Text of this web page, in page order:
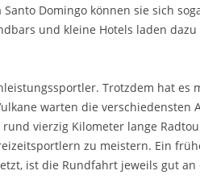
Domingo können sie sich
und kleine Hotels laden
Trotzdem hat es
warten die verschiedensten
vierzig Kilometer lange
zu meistern. Ein
ist die Rundfahrt jeweils gut an